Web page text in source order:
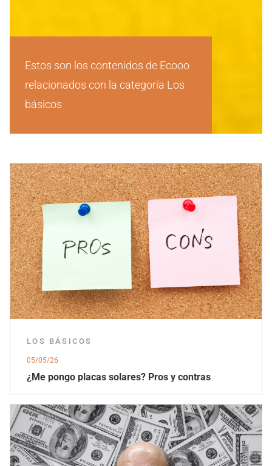
Estos son los contenidos de Ecooo
relacionados con la categoría Los
básicos
LOS BÁSICOS
05/05/26
¿Me pongo placas solares? Pros y contras